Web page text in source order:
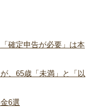
確定申告が必要」は本
、65歳「未満」と「以
6選